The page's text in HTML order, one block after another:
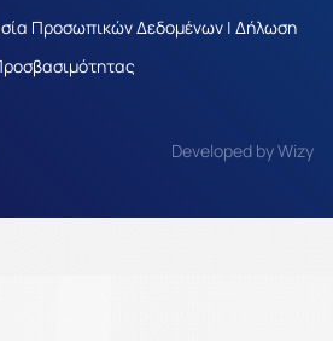
Προσωπικών Δεδομένων | Δήλωση
Developed by Wizy